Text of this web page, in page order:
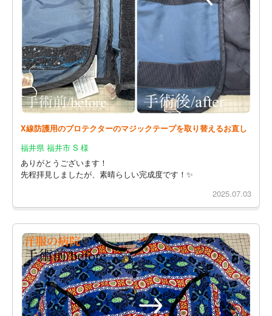
X線防護用のプロテクターのマジックテープを取り替えるお直し
福井県 福井市 S 様
ありがとうございます！
先程拝見しましたが、素晴らしい完成度です！✨
2025.07.03